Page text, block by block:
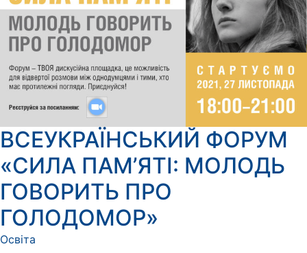
ВСЕУКРАЇНСЬКИЙ ФОРУМ
«СИЛА ПАМ’ЯТІ: МОЛОДЬ
ГОВОРИТЬ ПРО
ГОЛОДОМОР»
Освіта